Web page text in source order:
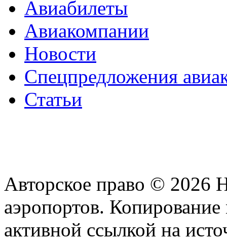
Авиабилеты
Авиакомпании
Новости
Спецпредложения
Статьи
Авторское право © 2026
аэропортов.
активной ссылкой на